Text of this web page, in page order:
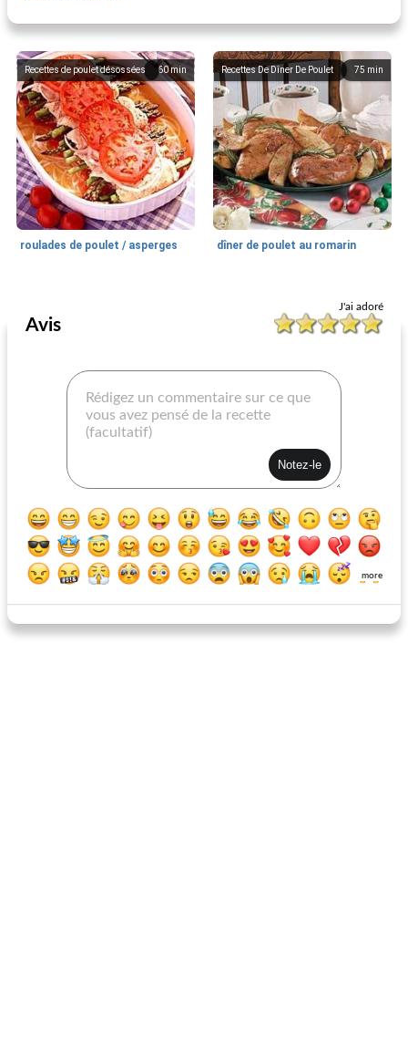
60min
Recettes de poulet désossées
roulades de poulet / asperges
75 min
Recettes De Dîner De Poulet
dîner de poulet au romarin
poulet Bombay roulés à la laitue chinoise
J'ai adoré
Avis
more